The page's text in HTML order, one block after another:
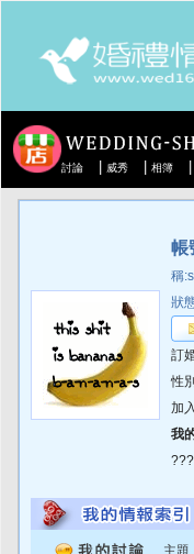
討論 威秀 相簿
帳
稱
狀
訂
性
加
我
主題